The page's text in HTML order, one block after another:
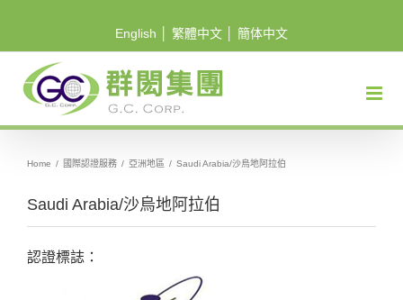
English 繁體中文 簡体中文
Home / 國際認證服務 / 亞洲地區 / Saudi Arabia/沙烏地阿拉伯
Saudi Arabia/沙烏地阿拉伯
認證標誌：